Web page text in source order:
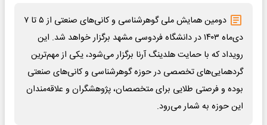
دومین همایش ملی گوهرشناسی و کانی‌های صنعتی از ۵ تا ۷
دی‌ماه ۱۴۰۳ در دانشگاه فردوسی مشهد برگزار خواهد شد. این
رویداد که با حمایت هلدینگ آرنا برگزار می‌شود، یکی از مهم‌ترین
گردهمایی‌های تخصصی در حوزه گوهرشناسی و کانی‌های صنعتی
بوده و فرصتی طلایی برای متخصصان، پژوهشگران و علاقه‌مندان
این حوزه به شمار می‌رود.